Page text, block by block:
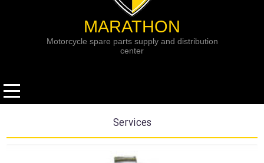
MARATHON
Motorcycle spare parts supply and distribution
center
Services